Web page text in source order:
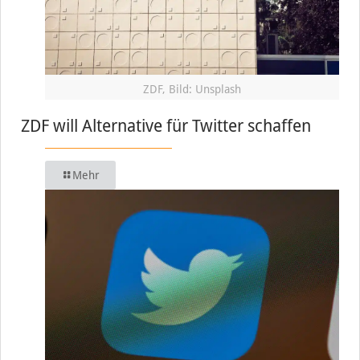
ZDF, Bild: Unsplash
ZDF will Alternative für Twitter schaffen
Mehr